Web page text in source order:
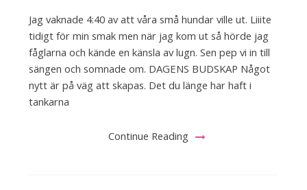
Jag vaknade 4:40 av att våra små hundar ville ut. Liiite
tidigt för min smak men när jag kom ut så hörde jag
fåglarna och kände en känsla av lugn. Sen pep vi in till
sängen och somnade om. DAGENS BUDSKAP Något
nytt är på väg att skapas. Det du länge har haft i
tankarna
Continue Reading